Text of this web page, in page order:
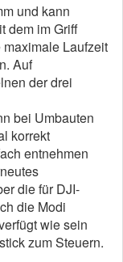
und kann
dem im Griff
Laufzeit
Auf
der drei
bei Umbauten
korrekt
entnehmen
die für DJI-
die Modi
wie sein
zum Steuern.